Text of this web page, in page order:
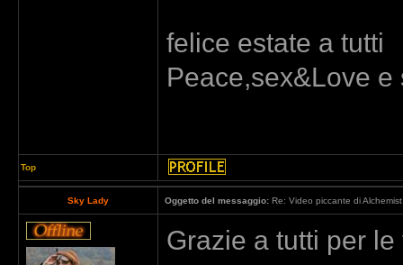
felice estate a tutti
Peace,sex&Love e
Top
Sky Lady Oggetto del messaggio: Re: Video piccante di Alchemist
Grazie a tutti per